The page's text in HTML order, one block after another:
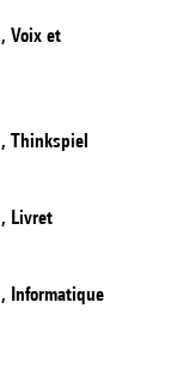
Voix et
Thinkspiel
Livret
Informatique